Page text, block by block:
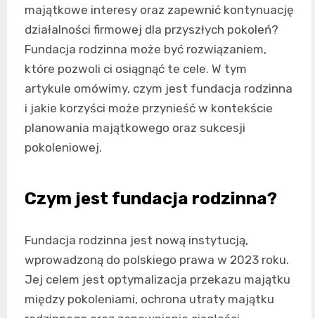
majątkowe interesy oraz zapewnić kontynuację
działalności firmowej dla przyszłych pokoleń?
Fundacja rodzinna może być rozwiązaniem,
które pozwoli ci osiągnąć te cele. W tym
artykule omówimy, czym jest fundacja rodzinna
i jakie korzyści może przynieść w kontekście
planowania majątkowego oraz sukcesji
pokoleniowej.
Czym jest fundacja rodzinna?
Fundacja rodzinna jest nową instytucją,
wprowadzoną do polskiego prawa w 2023 roku.
Jej celem jest optymalizacja przekazu majątku
między pokoleniami, ochrona utraty majątku